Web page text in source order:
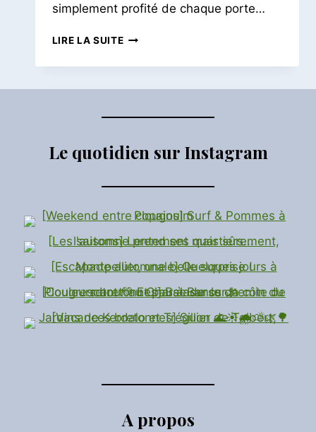
simplement profité de chaque porte…
LIRE LA SUITEBALADE
RUE
RECHERCHE
COURS
Le quotidien sur Instagram
A propos